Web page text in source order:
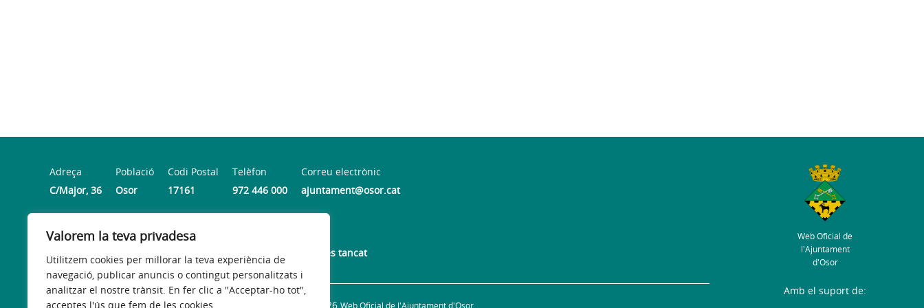
Valorem la teva privadesa
Utilitzem cookies per millorar la teva experiència de
navegació, publicar anuncis o contingut personalitzats i
analitzar el nostre trànsit. En fer clic a "Acceptar-ho tot",
acceptes l'ús que fem de les cookies.
Adreça
C/Major, 36
Població
Osor
Codi Postal
17161
Telèfon
972 446 000
Correu electrònic
ajuntament@osor.cat
Horari
Dilluns dimarts, dijous i divendres de 8h a 13:30 h | Dimecres tancat
Web Oficial de
l'Ajuntament
d'Osor
Avís legal Política de privacitat © 2026
Amb el suport de: